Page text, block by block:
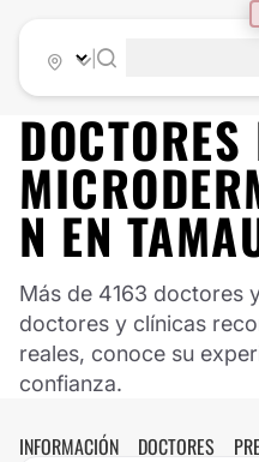
DOCTORES
N EN
Más de 4163 doctores
doctores y clínicas
reales, conoce su
confianza.
INFORMACIÓN DOCTORES